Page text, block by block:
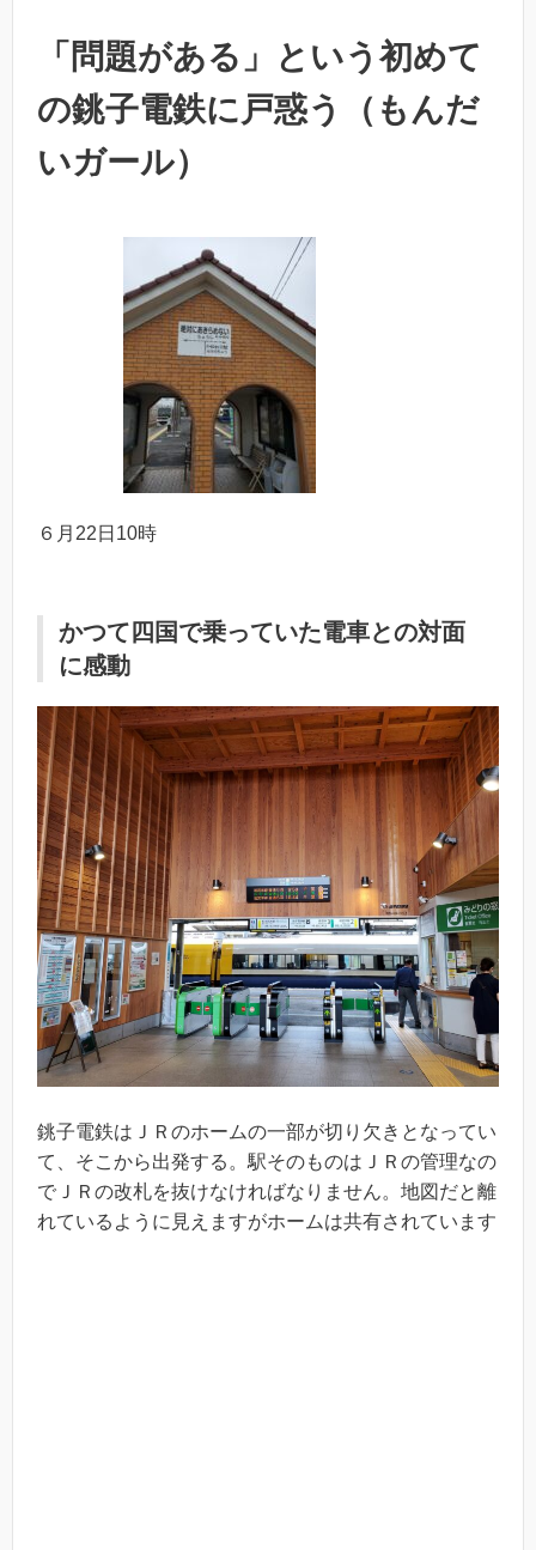
「問題がある」という初めて
の銚子電鉄に戸惑う（もんだ
いガール）
６月22日10時
かつて四国で乗っていた電車との対面
に感動
銚子電鉄はＪＲのホームの一部が切り欠きとなってい
て、そこから出発する。駅そのものはＪＲの管理なの
でＪＲの改札を抜けなければなりません。地図だと離
れているように見えますがホームは共有されています